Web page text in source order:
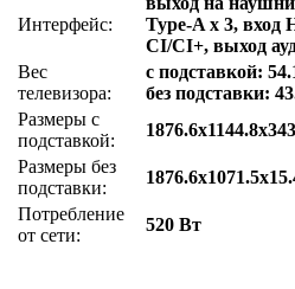
Интерфейс:
Type-A x 3, вход
CI/CI+, выход
Вес
телевизора:
с подставкой:
без подставки:
Размеры с
подставкой:
Размеры без
подставки:
Потребление
от сети:
520 Вт